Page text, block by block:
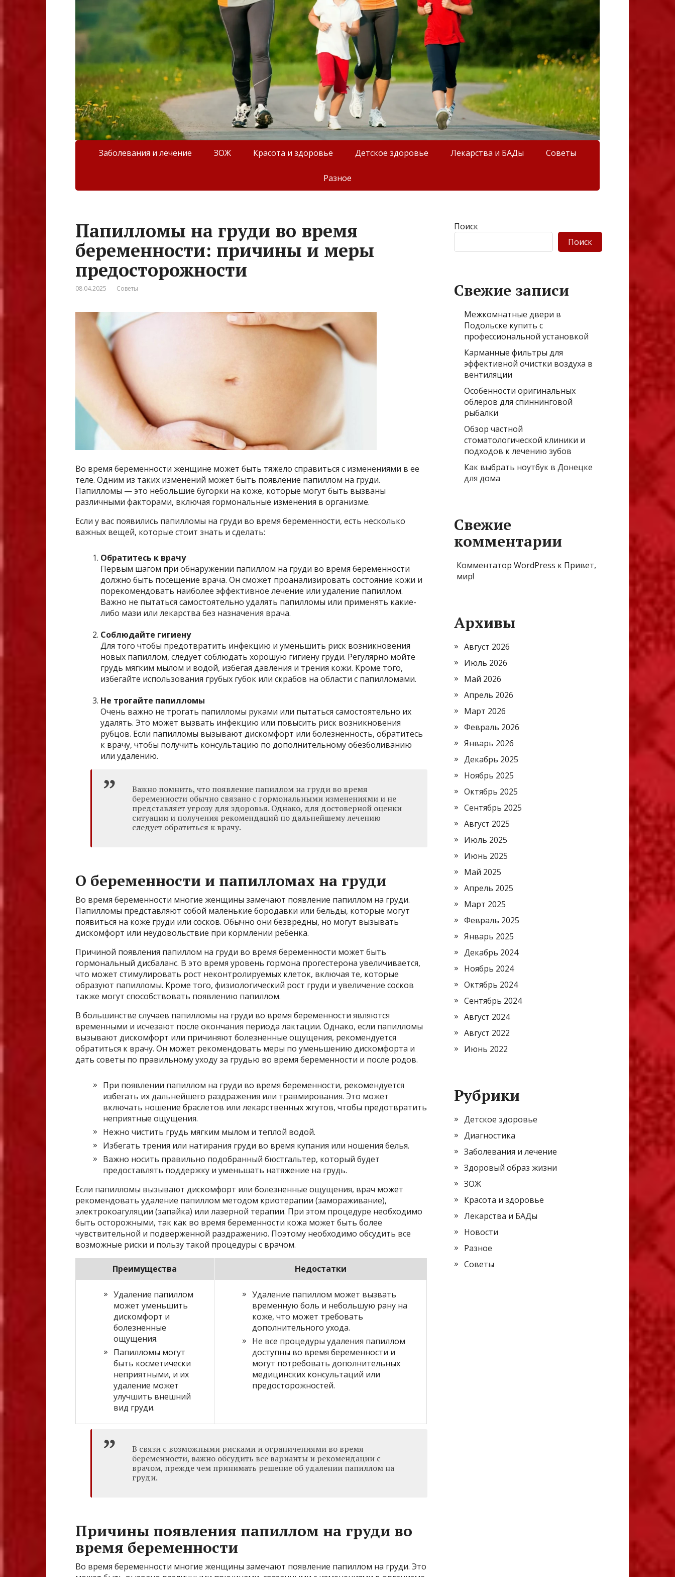
Заболевания и лечение ЗОЖ Красота и здоровье Детское здоровье Лекарства и БАДы Советы
Разное
Папилломы на груди во время
беременности: причины и меры
предосторожности
08.04.2025 Советы
Во время беременности женщине может быть тяжело справиться с изменениями в ее
теле. Одним из таких изменений может быть появление папиллом на груди.
Папилломы — это небольшие бугорки на коже, которые могут быть вызваны
различными факторами, включая гормональные изменения в организме.
Если у вас появились папилломы на груди во время беременности, есть несколько
важных вещей, которые стоит знать и сделать:
Обратитесь к врачу
Первым шагом при обнаружении папиллом на груди во время беременности
должно быть посещение врача. Он сможет проанализировать состояние кожи и
порекомендовать наиболее эффективное лечение или удаление папиллом.
Важно не пытаться самостоятельно удалять папилломы или применять какие-
либо мази или лекарства без назначения врача.
Соблюдайте гигиену
Для того чтобы предотвратить инфекцию и уменьшить риск возникновения
новых папиллом, следует соблюдать хорошую гигиену груди. Регулярно мойте
грудь мягким мылом и водой, избегая давления и трения кожи. Кроме того,
избегайте использования грубых губок или скрабов на области с папилломами.
Не трогайте папилломы
Очень важно не трогать папилломы руками или пытаться самостоятельно их
удалять. Это может вызвать инфекцию или повысить риск возникновения
рубцов. Если папилломы вызывают дискомфорт или болезненность, обратитесь
к врачу, чтобы получить консультацию по дополнительному обезболиванию
или удалению.
Важно помнить, что появление папиллом на груди во время
беременности обычно связано с гормональными изменениями и не
представляет угрозу для здоровья. Однако, для достоверной оценки
ситуации и получения рекомендаций по дальнейшему лечению
следует обратиться к врачу.
О беременности и папилломах на груди
Во время беременности многие женщины замечают появление папиллом на груди.
Папилломы представляют собой маленькие бородавки или бельды, которые могут
появиться на коже груди или сосков. Обычно они безвредны, но могут вызывать
дискомфорт или неудовольствие при кормлении ребенка.
Причиной появления папиллом на груди во время беременности может быть
гормональный дисбаланс. В это время уровень гормона прогестерона увеличивается,
что может стимулировать рост неконтролируемых клеток, включая те, которые
образуют папилломы. Кроме того, физиологический рост груди и увеличение сосков
также могут способствовать появлению папиллом.
В большинстве случаев папилломы на груди во время беременности являются
временными и исчезают после окончания периода лактации. Однако, если папилломы
вызывают дискомфорт или причиняют болезненные ощущения, рекомендуется
обратиться к врачу. Он может рекомендовать меры по уменьшению дискомфорта и
дать советы по правильному уходу за грудью во время беременности и после родов.
При появлении папиллом на груди во время беременности, рекомендуется
избегать их дальнейшего раздражения или травмирования. Это может
включать ношение браслетов или лекарственных жгутов, чтобы предотвратить
неприятные ощущения.
Нежно чистить грудь мягким мылом и теплой водой.
Избегать трения или натирания груди во время купания или ношения белья.
Важно носить правильно подобранный бюстгальтер, который будет
предоставлять поддержку и уменьшать натяжение на грудь.
Если папилломы вызывают дискомфорт или болезненные ощущения, врач может
рекомендовать удаление папиллом методом криотерапии (замораживание),
электрокоагуляции (запайка) или лазерной терапии. При этом процедуре необходимо
быть осторожными, так как во время беременности кожа может быть более
чувствительной и подверженной раздражению. Поэтому необходимо обсудить все
возможные риски и пользу такой процедуры с врачом.
Преимущества Недостатки
Удаление папиллом
может уменьшить
дискомфорт и
болезненные
ощущения.
Папилломы могут
быть косметически
неприятными, и их
удаление может
улучшить внешний
вид груди.
Удаление папиллом может вызвать
временную боль и небольшую рану на
коже, что может требовать
дополнительного ухода.
Не все процедуры удаления папиллом
доступны во время беременности и
могут потребовать дополнительных
медицинских консультаций или
предосторожностей.
В связи с возможными рисками и ограничениями во время
беременности, важно обсудить все варианты и рекомендации с
врачом, прежде чем принимать решение об удалении папиллом на
груди.
Причины появления папиллом на груди во
время беременности
Во время беременности многие женщины замечают появление папиллом на груди. Это
Поиск
Поиск
Свежие записи
Межкомнатные двери в
Подольске купить с
профессиональной установкой
Карманные фильтры для
эффективной очистки воздуха в
вентиляции
Особенности оригинальных
облеров для спиннинговой
рыбалки
Обзор частной
стоматологической клиники и
подходов к лечению зубов
Как выбрать ноутбук в Донецке
для дома
Свежие
комментарии
Комментатор WordPress к Привет,
мир!
Архивы
Август 2026
Июль 2026
Май 2026
Апрель 2026
Март 2026
Февраль 2026
Январь 2026
Декабрь 2025
Ноябрь 2025
Октябрь 2025
Сентябрь 2025
Август 2025
Июль 2025
Июнь 2025
Май 2025
Апрель 2025
Март 2025
Февраль 2025
Январь 2025
Декабрь 2024
Ноябрь 2024
Октябрь 2024
Сентябрь 2024
Август 2024
Август 2022
Июнь 2022
Рубрики
Детское здоровье
Диагностика
Заболевания и лечение
Здоровый образ жизни
ЗОЖ
Красота и здоровье
Лекарства и БАДы
Новости
Разное
Советы